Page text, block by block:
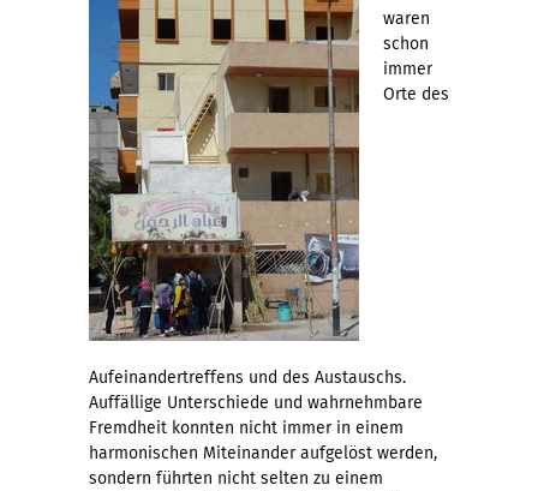
waren
schon
immer
Orte des
Aufeinandertreffens und des Austauschs.
Auffällige Unterschiede und wahrnehmbare
Fremdheit konnten nicht immer in einem
harmonischen Miteinander aufgelöst werden,
sondern führten nicht selten zu einem